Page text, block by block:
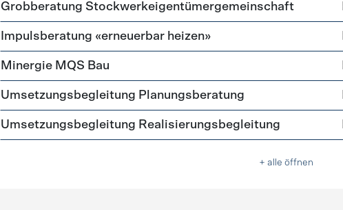
Grobberatung Stockwerkeigentümergemeinschaft
Impulsberatung «erneuerbar heizen»
Minergie MQS Bau
Umsetzungsbegleitung Planungsberatung
Umsetzungsbegleitung Realisierungsbegleitung
+ alle öffnen